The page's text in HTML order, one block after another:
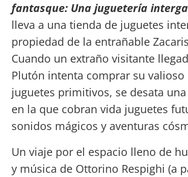
fantasque: Una juguetería
lleva a una tienda de juguetes
propiedad de la entrañable
Cuando un extraño visitante
Plutón intenta comprar su valioso
juguetes primitivos, se desata
en la que cobran vida juguetes
sonidos mágicos y aventuras
Un viaje por el espacio lleno de
y música de Ottorino Respighi (a